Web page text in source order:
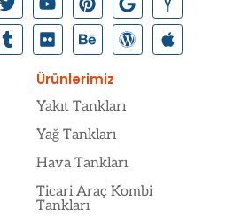
Ürünlerimiz
Yakıt Tankları
Yağ Tankları
Hava Tankları
Ticari Araç Kombi
Tankları